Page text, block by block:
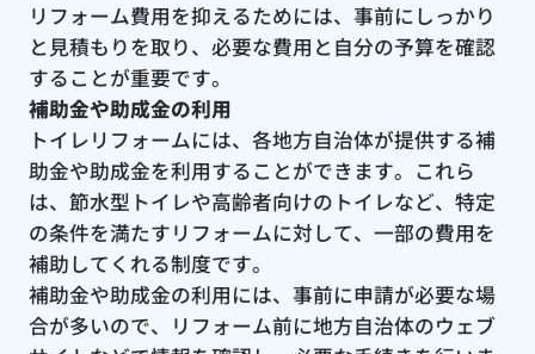
リフォーム費用を抑えるためには、事前にしっかり
と見積もりを取り、必要な費用と自分の予算を確認
することが重要です。
補助金や助成金の利用
トイレリフォームには、各地方自治体が提供する補
助金や助成金を利用することができます。これら
は、節水型トイレや高齢者向けのトイレなど、特定
の条件を満たすリフォームに対して、一部の費用を
補助してくれる制度です。
補助金や助成金の利用には、事前に申請が必要な場
合が多いので、リフォーム前に地方自治体のウェブ